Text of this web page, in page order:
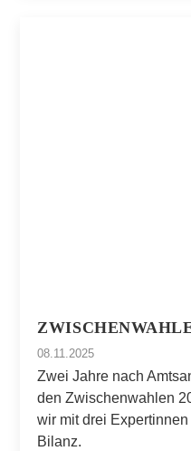
08.11.2025
Zwei Jahre nach
den Zwischenwahlen
wir mit drei
Bilanz.